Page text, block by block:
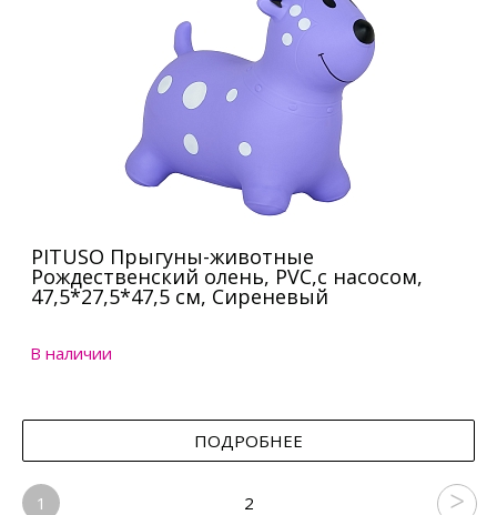
PITUSO Прыгуны-животные
Рождественский олень, PVC,с насосом,
47,5*27,5*47,5 см, Сиреневый
В наличии
ПОДРОБНЕЕ
1 2